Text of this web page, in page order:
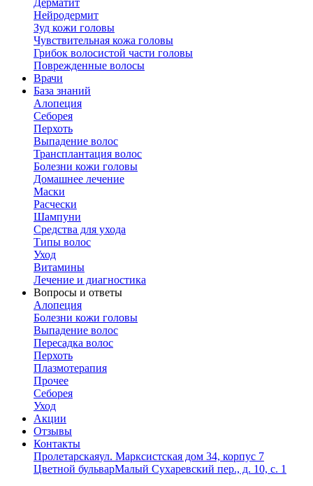
Дерматит
Нейродермит
Зуд кожи головы
Чувствительная кожа головы
Грибок волосистой части головы
Поврежденные волосы
Врачи
База знаний
Алопеция
Себорея
Перхоть
Выпадение волос
Трансплантация волос
Болезни кожи головы
Домашнее лечение
Маски
Расчески
Шампуни
Средства для ухода
Типы волос
Уход
Витамины
Лечение и диагностика
Вопросы и ответы
Алопеция
Болезни кожи головы
Выпадение волос
Пересадка волос
Перхоть
Плазмотерапия
Прочее
Себорея
Уход
Акции
Отзывы
Контакты
Пролетарскаяул. Марксистская дом 34, корпус 7
Цветной бульварМалый Сухаревский пер., д. 10, с. 1